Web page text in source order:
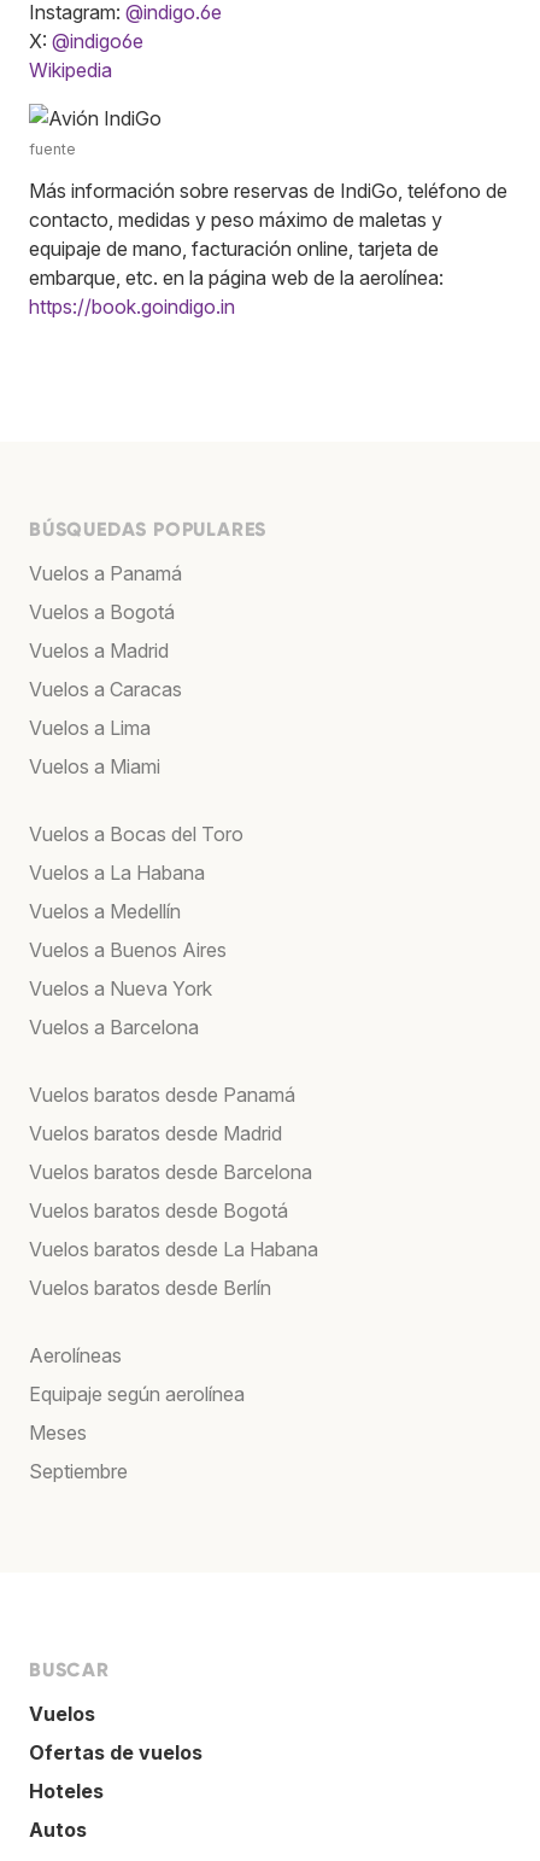
Instagram: @indigo.6e
X: @indigo6e
Wikipedia
fuente
Más información sobre reservas de IndiGo, teléfono de
contacto, medidas y peso máximo de maletas y
equipaje de mano, facturación online, tarjeta de
embarque, etc. en la página web de la aerolínea:
https://book.goindigo.in
BÚSQUEDAS POPULARES
Vuelos a Panamá
Vuelos a Bogotá
Vuelos a Madrid
Vuelos a Caracas
Vuelos a Lima
Vuelos a Miami
Vuelos a Bocas del Toro
Vuelos a La Habana
Vuelos a Medellín
Vuelos a Buenos Aires
Vuelos a Nueva York
Vuelos a Barcelona
Vuelos baratos desde Panamá
Vuelos baratos desde Madrid
Vuelos baratos desde Barcelona
Vuelos baratos desde Bogotá
Vuelos baratos desde La Habana
Vuelos baratos desde Berlín
Aerolíneas
Equipaje según aerolínea
Meses
Septiembre
BUSCAR
Vuelos
Ofertas de vuelos
Hoteles
Autos